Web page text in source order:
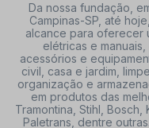
Da nossa fundação,
Campinas-SP, até
alcance para oferecer
elétricas e
acessórios e
civil, casa e jardim,
organização e
em produtos das
Tramontina, Stihl, Bosch,
Paletrans, dentre